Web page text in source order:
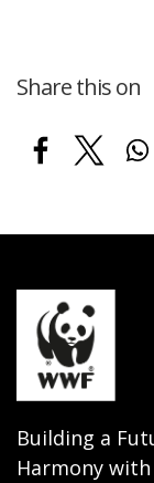
Share this on
Building a
Harmony